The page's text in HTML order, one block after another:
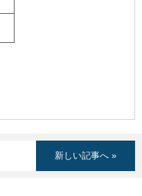
新しい記事へ »